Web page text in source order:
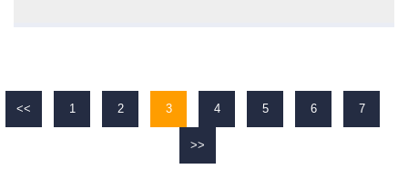
<< 1 2 3 4 5 6 7
>>